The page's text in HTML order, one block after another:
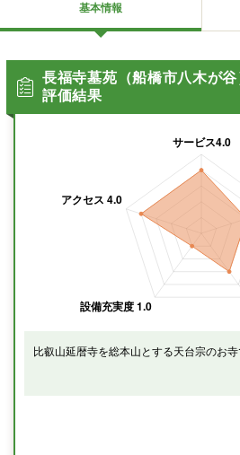
基本情報
長福寺墓苑（船橋市八木が
評価結果
比叡山延暦寺を総本山とする天台宗のお寺